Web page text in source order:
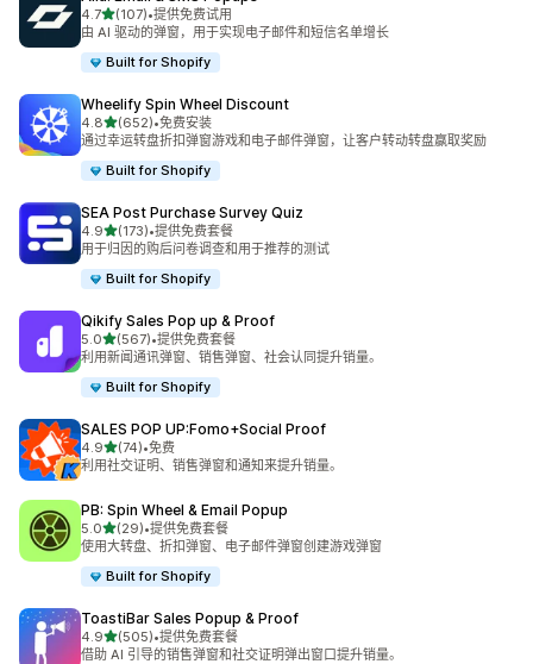
4.7星（满分 5 星）
(107)
总共 107 条评论
•提供免费试用
由 AI 驱动的弹窗，用于实现电子邮件和短信名单增长
Built for Shopify
Wheelify Spin Wheel Discount
4.8星（满分 5 星）
(652)
总共 652 条评论
•免费安装
通过幸运转盘折扣弹窗游戏和电子邮件弹窗，让客户转动转盘赢取奖励
Built for Shopify
SEA Post Purchase Survey Quiz
4.9星（满分 5 星）
(173)
总共 173 条评论
•提供免费套餐
用于归因的购后问卷调查和用于推荐的测试
Built for Shopify
Qikify Sales Pop up & Proof
5.0星（满分 5 星）
(567)
总共 567 条评论
•提供免费套餐
利用新闻通讯弹窗、销售弹窗、社会认同提升销量。
Built for Shopify
SALES POP UP:Fomo+Social Proof
4.9星（满分 5 星）
(74)
总共 74 条评论
•免费
利用社交证明、销售弹窗和通知来提升销量。
PB: Spin Wheel & Email Popup
5.0星（满分 5 星）
(29)
总共 29 条评论
•提供免费套餐
使用大转盘、折扣弹窗、电子邮件弹窗创建游戏弹窗
Built for Shopify
ToastiBar Sales Popup & Proof
4.9星（满分 5 星）
(505)
总共 505 条评论
•提供免费套餐
借助 AI 引导的销售弹窗和社交证明弹出窗口提升销量。